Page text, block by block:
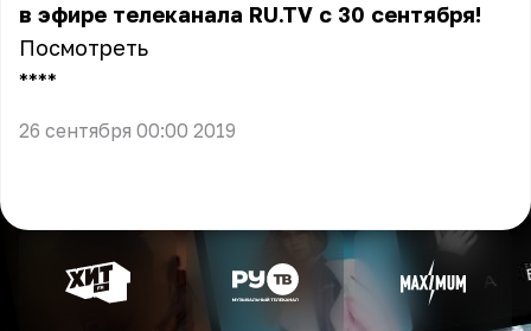
в эфире телеканала RU.TV с 30 сентября!
Посмотреть
** **
26 сентября 00:00 2019